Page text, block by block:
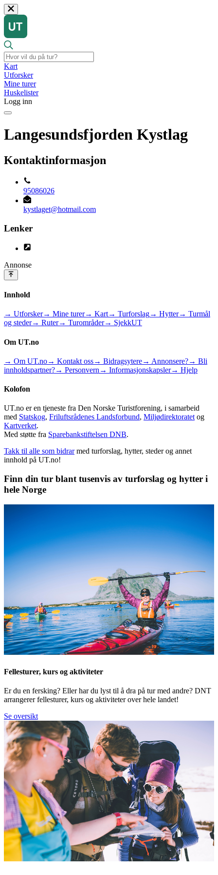
Kart
Utforsker
Mine turer
Huskelister
Logg inn
Langesundsfjorden Kystlag
Kontaktinformasjon
95086026
kystlaget@hotmail.com
Lenker
Annonse
Innhold
→ Utforsker→ Mine turer→ Kart→ Turforslag→ Hytter→ Turmål
og steder→ Ruter→ Turområder→ SjekkUT
Om UT.no
→ Om UT.no→ Kontakt oss→ Bidragsytere→ Annonsere?→ Bli
innholdspartner?→ Personvern → Informasjonskapsler→ Hjelp
Kolofon
UT.no er en tjeneste fra Den Norske Turistforening, i samarbeid
med Statskog, Friluftsrådenes Landsforbund, Miljødirektoratet og
Kartverket.
Med støtte fra Sparebankstiftelsen DNB.
Takk til alle som bidrar med turforslag, hytter, steder og annet
innhold på UT.no!
Finn din tur blant tusenvis av turforslag og hytter i
hele Norge
Fellesturer, kurs og aktiviteter
Er du en fersking? Eller har du lyst til å dra på tur med andre? DNT
arrangerer fellesturer, kurs og aktiviteter over hele landet!
Se oversikt